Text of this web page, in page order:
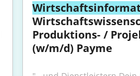
Produktions- /
(w/m/d) Payme